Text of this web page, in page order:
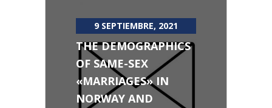
9 SEPTIEMBRE, 2021
THE DEMOGRAPHICS
OF SAME-SEX
«MARRIAGES» IN
NORWAY AND